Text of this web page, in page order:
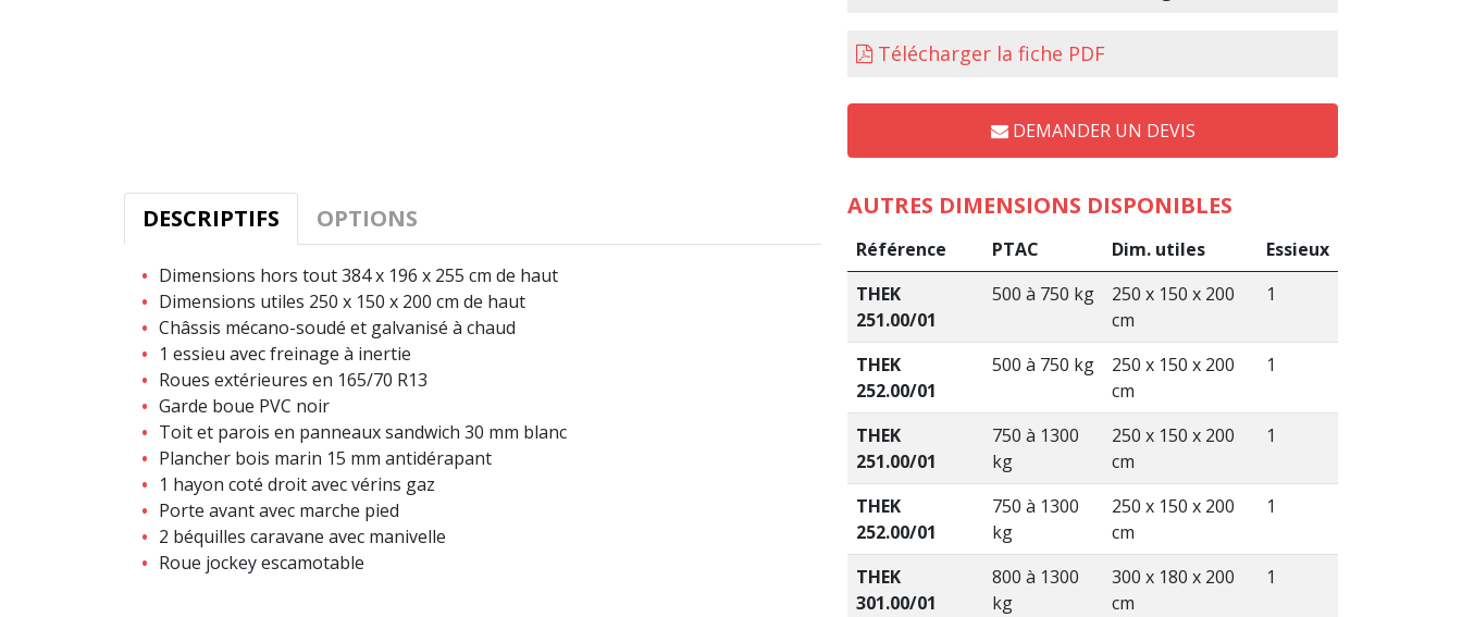
Télécharger la fiche PDF
DEMANDER UN DEVIS
DESCRIPTIFS OPTIONS
Dimensions hors tout 384 x 196 x 255 cm de haut
Dimensions utiles 250 x 150 x 200 cm de haut
Châssis mécano-soudé et galvanisé à chaud
1 essieu avec freinage à inertie
Roues extérieures en 165/70 R13
Garde boue PVC noir
Toit et parois en panneaux sandwich 30 mm blanc
Plancher bois marin 15 mm antidérapant
1 hayon coté droit avec vérins gaz
Porte avant avec marche pied
2 béquilles caravane avec manivelle
Roue jockey escamotable
AUTRES DIMENSIONS DISPONIBLES
Référence PTAC Dim. utiles
Essieux
THEK
251.00/01
500 à 750 kg
250 x 150 x 200
cm
1
THEK
252.00/01
500 à 750 kg
250 x 150 x 200
cm
1
THEK
251.00/01
750 à 1300
kg
250 x 150 x 200
cm
1
THEK
252.00/01
750 à 1300
kg
250 x 150 x 200
cm
1
THEK
301.00/01
800 à 1300
kg
300 x 180 x 200
cm
1